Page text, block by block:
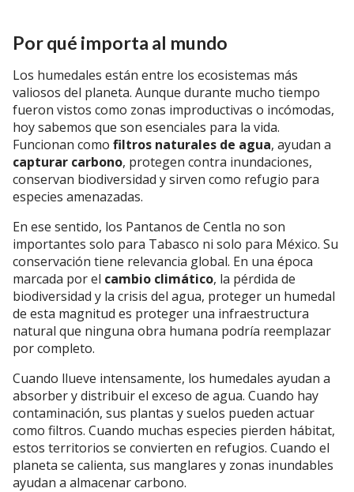
Por qué importa al mundo
Los humedales están entre los ecosistemas más
valiosos del planeta. Aunque durante mucho tiempo
fueron vistos como zonas improductivas o incómodas,
hoy sabemos que son esenciales para la vida.
Funcionan como filtros naturales de agua, ayudan a
capturar carbono, protegen contra inundaciones,
conservan biodiversidad y sirven como refugio para
especies amenazadas.
En ese sentido, los Pantanos de Centla no son
importantes solo para Tabasco ni solo para México. Su
conservación tiene relevancia global. En una época
marcada por el cambio climático, la pérdida de
biodiversidad y la crisis del agua, proteger un humedal
de esta magnitud es proteger una infraestructura
natural que ninguna obra humana podría reemplazar
por completo.
Cuando llueve intensamente, los humedales ayudan a
absorber y distribuir el exceso de agua. Cuando hay
contaminación, sus plantas y suelos pueden actuar
como filtros. Cuando muchas especies pierden hábitat,
estos territorios se convierten en refugios. Cuando el
planeta se calienta, sus manglares y zonas inundables
ayudan a almacenar carbono.